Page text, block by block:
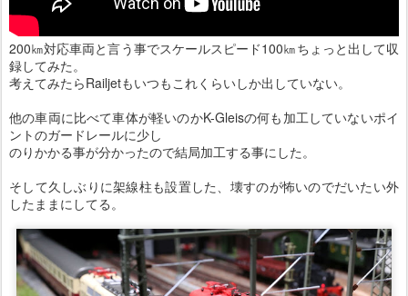
200㎞対応車両と言う事でスケールスピード100㎞ちょっと出して収
録してみた。
考えてみたらRailjetもいつもこれくらいしか出していない。
他の車両に比べて車体が軽いのかK-Gleisの何も加工していないポイ
ントのガードレールに少し
のりかかる事が分かったので結局加工する事にした。
そして久しぶりに架線柱も設置した、壊すのが怖いのでだいたい外
したままにしてる。